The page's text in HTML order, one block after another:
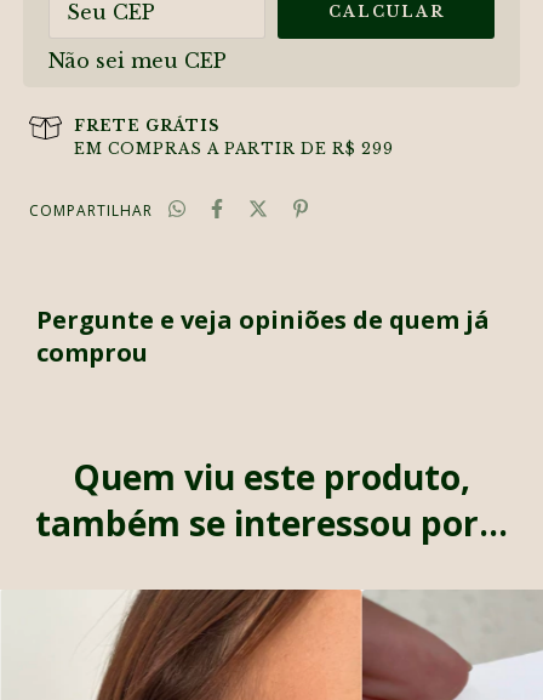
CALCULAR
Não sei meu CEP
FRETE GRÁTIS
EM COMPRAS A PARTIR DE R$ 299
COMPARTILHAR
Pergunte e veja opiniões de quem já
comprou
Quem viu este produto,
também se interessou por...